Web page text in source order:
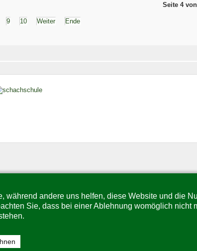
Seite 4
9 10 Weiter Ende
Leipzig e.V.
andere uns helfen, diese Website und die
Sie, dass bei einer Ablehnung womöglich nicht